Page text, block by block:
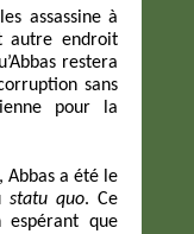
assassine à
autre endroit
restera
sans
pour la
Abbas a été le
statu quo. Ce
espérant que